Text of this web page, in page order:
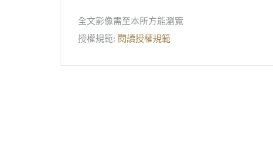
全文影像需至本所方能瀏覽
授權規範: 閱讀授權規範